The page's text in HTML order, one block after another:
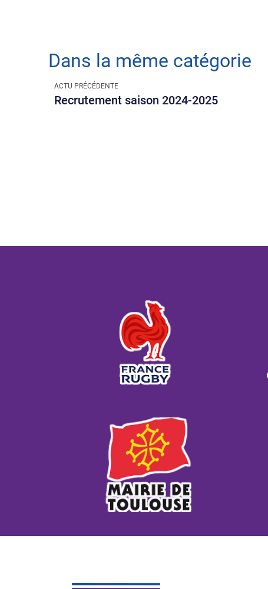
Dans la même catégorie
Précédent
ACTU PRÉCÉDENTE
Recrutement saison 2024-2025